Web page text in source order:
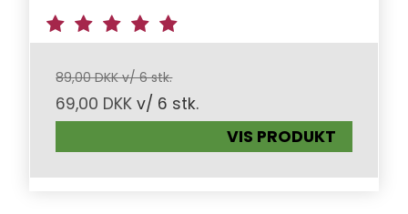
89,00 DKK v/ 6 stk.
69,00 DKK v/ 6 stk.
VIS PRODUKT